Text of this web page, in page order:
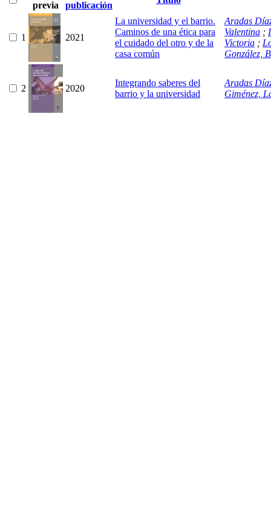
previa publicación
1 2021
La universidad y el barrio.
Caminos de una ética para
el cuidado del otro y de la
casa común
Aradas
Valentina ;
Victoria ;
González,
2 2020
Integrando saberes del
barrio y la universidad
Aradas
Giménez,